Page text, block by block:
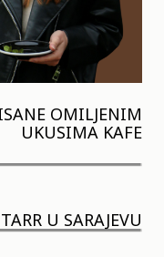
OMILJENIM
UKUSIMA KAFE
U SARAJEVU